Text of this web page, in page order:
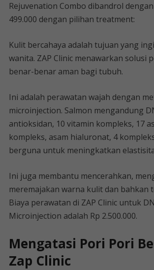
Rejuvenation Combo dibandrol
499.000 dengan pilihan treatment:
Kulit bercahaya adalah tujuan yang
wanita. ZAP Clinic menawarkan solusi
benar-benar aman bagi tubuh.
Ini adalah perawatan wajah dengan
microinjection. Salmon mengandung
antioksidan, 10 vitamin kompleks, 17
kompleks, asam hialuronat, 4
berguna untuk meningkatkan
Ini juga membantu mencerahkan,
meremajakan warna kulit dan bahkan
Biaya perawatan di ZAP Clinic untuk
Microinjection adalah Rp 2.500.000.
Mengatasi Pori Pori
Zap Clinic